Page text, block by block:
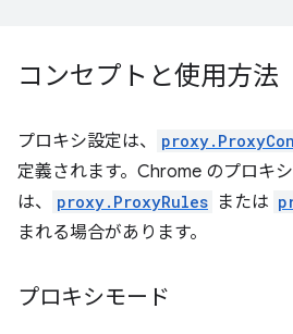
コンセプトと使用方法
プロキシ設定は、
定義されます。Chrome のプロキ
は、
proxy.ProxyRules または
まれる場合があります。
プロキシモード